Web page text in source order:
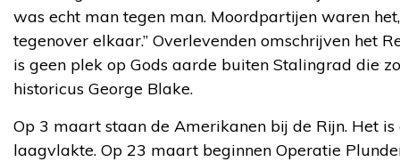
was echt man tegen man. Moordpartijen waren
tegenover elkaar.” Overlevenden omschrijven het
is geen plek op Gods aarde buiten Stalingrad die
historicus George Blake.
Op 3 maart staan de Amerikanen bij de Rijn. Het
laagvlakte. Op 23 maart beginnen Operatie